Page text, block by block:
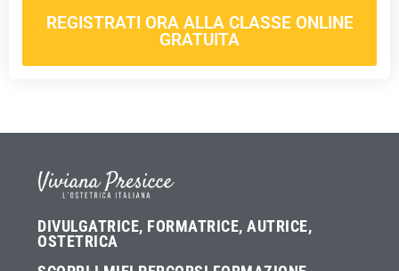
REGISTRATI ORA ALLA CLASSE ONLINE
GRATUITA
DIVULGATRICE, FORMATRICE, AUTRICE,
OSTETRICA